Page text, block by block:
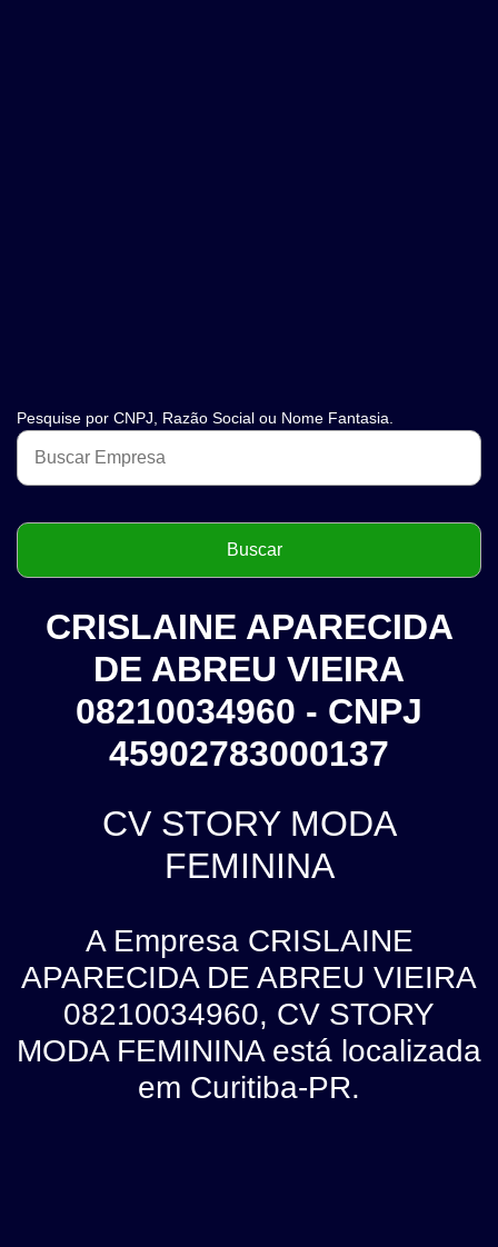
Pesquise por CNPJ, Razão Social ou Nome Fantasia.
CRISLAINE APARECIDA
DE ABREU VIEIRA
08210034960 - CNPJ
45902783000137
CV STORY MODA
FEMININA
A Empresa CRISLAINE
APARECIDA DE ABREU VIEIRA
08210034960, CV STORY
MODA FEMININA está localizada
em Curitiba-PR.